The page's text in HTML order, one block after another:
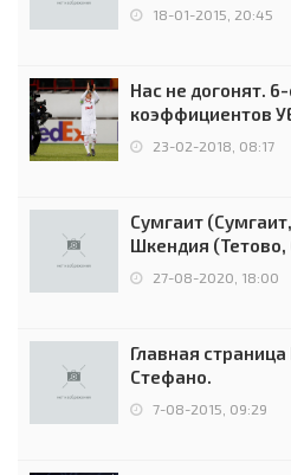
18-01-2015, 20:45
Нас не догонят.
коэффициентов
Россией
23-02-2018, 08:17
Сумгаит
Шкендия
0:2 (0:0)
27-08-2020, 18:00
Главная
Стефано.
7-08-2015, 09:29